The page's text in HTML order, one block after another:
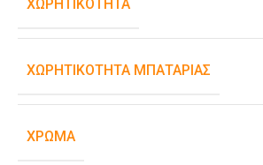
ΧΩΡΗΤΙΚΌΤΗΤΑ
ΧΩΡΗΤΙΚΌΤΗΤΑ ΜΠΑΤΑΡΊΑΣ
ΧΡΏΜΑ